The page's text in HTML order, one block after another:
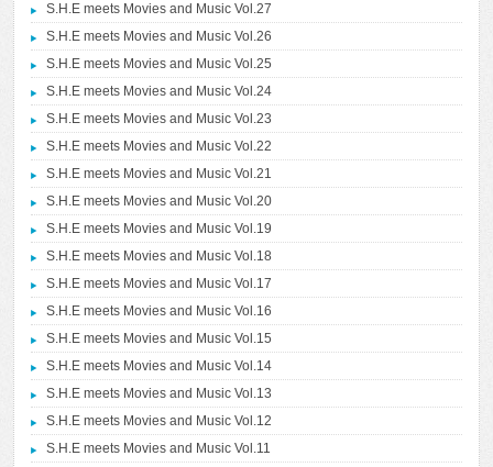
S.H.E meets Movies and Music Vol.27
S.H.E meets Movies and Music Vol.26
S.H.E meets Movies and Music Vol.25
S.H.E meets Movies and Music Vol.24
S.H.E meets Movies and Music Vol.23
S.H.E meets Movies and Music Vol.22
S.H.E meets Movies and Music Vol.21
S.H.E meets Movies and Music Vol.20
S.H.E meets Movies and Music Vol.19
S.H.E meets Movies and Music Vol.18
S.H.E meets Movies and Music Vol.17
S.H.E meets Movies and Music Vol.16
S.H.E meets Movies and Music Vol.15
S.H.E meets Movies and Music Vol.14
S.H.E meets Movies and Music Vol.13
S.H.E meets Movies and Music Vol.12
S.H.E meets Movies and Music Vol.11